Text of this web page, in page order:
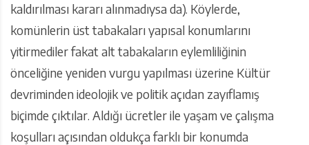
kaldırılması kararı alınmadıysa da). Köylerde,
komünlerin üst tabakaları yapısal konumlarını
yitirmediler fakat alt tabakaların eylemliliğinin
önceliğine yeniden vurgu yapılması üzerine Kültür
devriminden ideolojik ve politik açıdan zayıflamış
biçimde çıktılar. Aldığı ücretler ile yaşam ve çalışma
koşulları açısından oldukça farklı bir konumda